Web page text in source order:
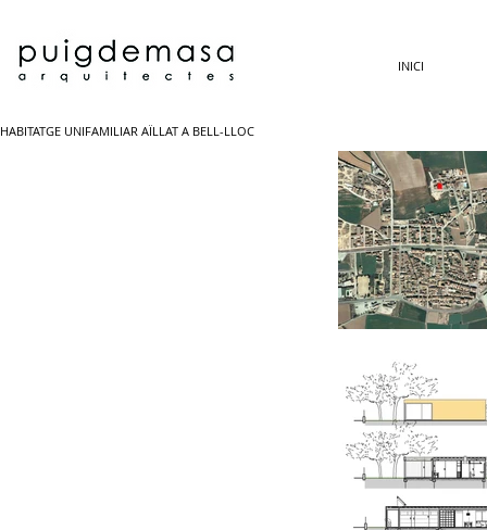
INICI
HABITATGE UNIFAMILIAR AÏLLAT A BELL-LLOC